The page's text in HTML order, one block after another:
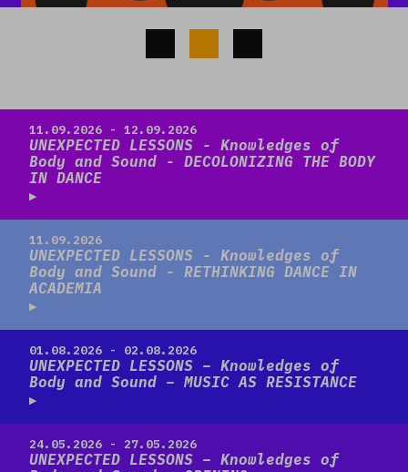
11.09.2026 - 12.09.2026
UNEXPECTED LESSONS - Knowledges of
Body and Sound - DECOLONIZING THE BODY
IN DANCE
11.09.2026
UNEXPECTED LESSONS - Knowledges of
Body and Sound - RETHINKING DANCE IN
ACADEMIA
01.08.2026 - 02.08.2026
UNEXPECTED LESSONS – Knowledges of
Body and Sound – MUSIC AS RESISTANCE
24.05.2026 - 27.05.2026
UNEXPECTED LESSONS – Knowledges of